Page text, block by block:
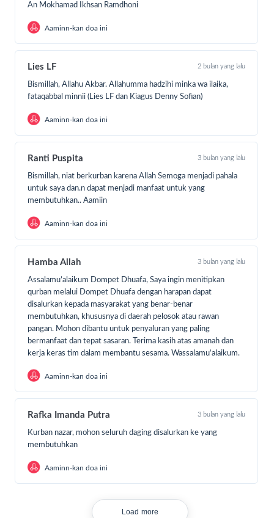
mendapatkan laporan kurban secara lengkap dan
akan diberikan update ketika pemotongan
Berdayakan peternak lokal hewan kurban binaan
Dompet Dhuafa untuk mandiri dan membentang
kebaikan
dikurbankan menurut syariat Islam, dan melalui
proses Quality Control yang amanah
Kurbanmu membentang kebaikan untuk Umat.
Saudara kita yang benar-benar membutuhkan di
pelosok Indonesia khususnya Jawa Barat menunggu
An Mokhamad Ikhsan Ramdhoni
Aaminn-kan doa ini
Lies LF 2 bulan yang lalu
Bismillah, Allahu Akbar. Allahumma hadzihi minka wa ilaika,
fataqabbal minnii (Lies LF dan Kiagus Denny Sofian)
Aaminn-kan doa ini
Ranti Puspita 3 bulan yang lalu
Bismillah, niat berkurban karena Allah Semoga menjadi pahala
untuk saya dan.n dapat menjadi manfaat untuk yang
membutuhkan.. Aamiin
Aaminn-kan doa ini
Hamba Allah 3 bulan yang lalu
Assalamu’alaikum Dompet Dhuafa, Saya ingin menitipkan
qurban melalui Dompet Dhuafa dengan harapan dapat
disalurkan kepada masyarakat yang benar-benar
membutuhkan, khususnya di daerah pelosok atau rawan
pangan. Mohon dibantu untuk penyaluran yang paling
bermanfaat dan tepat sasaran. Terima kasih atas amanah dan
kerja keras tim dalam membantu sesama. Wassalamu’alaikum.
Aaminn-kan doa ini
Rafka Imanda Putra 3 bulan yang lalu
Kurban nazar, mohon seluruh daging disalurkan ke yang
membutuhkan
Aaminn-kan doa ini
Load more